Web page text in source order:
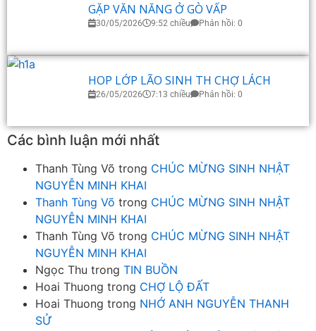
GẶP VĂN NĂNG Ở GÒ VẤP
30/05/2026 9:52 chiều Phản hồi: 0
HOP LỚP LÃO SINH TH CHỢ LÁCH
26/05/2026 7:13 chiều Phản hồi: 0
Các bình luận mới nhất
Thanh Tùng Võ trong CHÚC MỪNG SINH NHẬT
NGUYỄN MINH KHAI
Thanh Tùng Võ trong CHÚC MỪNG SINH NHẬT
NGUYỄN MINH KHAI
Thanh Tùng Võ trong CHÚC MỪNG SINH NHẬT
NGUYỄN MINH KHAI
Ngọc Thu trong TIN BUỒN
Hoai Thuong trong CHỢ LỘ ĐẤT
Hoai Thuong trong NHỚ ANH NGUYỄN THANH
SỬ